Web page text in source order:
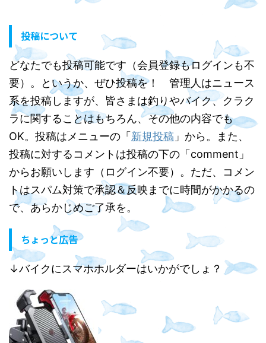
投稿について
どなたでも投稿可能です（会員登録もログインも不
要）。というか、ぜひ投稿を！ 管理人はニュース
系を投稿しますが、皆さまは釣りやバイク、クラク
ラに関することはもちろん、その他の内容でも
OK。投稿はメニューの「 新規投稿 」から。また、
投稿に対するコメントは投稿の下の「comment」
からお願いします（ログイン不要）。ただ、コメン
トはスパム対策で承認＆反映までに時間がかかるの
で、あらかじめご了承を。
ちょっと広告
↓バイクにスマホホルダーはいかがでしょ？